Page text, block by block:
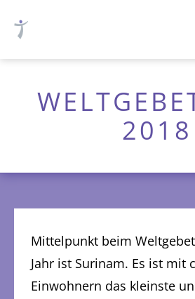
luth.
Nürnberg
2018
Mittelpunkt beim
Jahr ist Surinam. Es ist mit
Einwohnern das kleinste